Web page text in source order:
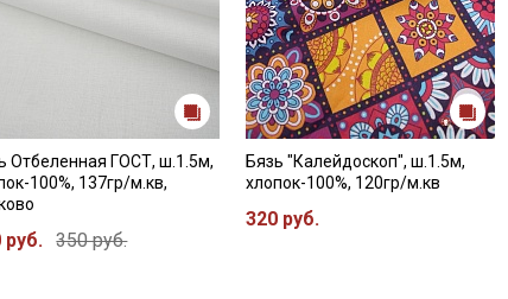
Отбеленная ГОСТ, ш.1.5м,
100%, 137гр/м.кв,
руб. 350 руб.
Бязь "Калейдоскоп", ш.1.5м,
хлопок-100%, 120гр/м.кв
320 руб.